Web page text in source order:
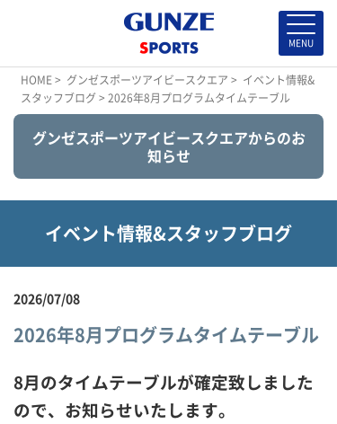
HOME> グンゼスポーツアイビースクエア > イベント情報&
スタッフブログ> 2026年8月プログラムタイムテーブル
グンゼスポーツアイビースクエアからのお
知らせ
イベント情報&スタッフブログ
2026/07/08
2026年8月プログラムタイムテーブル
8月のタイムテーブルが確定致しました
ので、 お知らせいたします。